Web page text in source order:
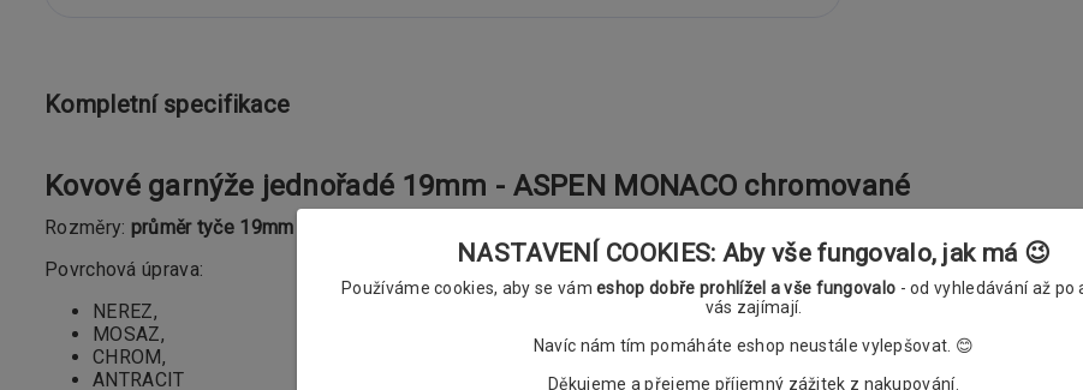
Kompletní specifikace
Kovové garnýže jednořadé 19mm - ASPEN MONACO chromované
Rozměry: průměr tyče 19mm
Povrchová úprava:
NEREZ,
MOSAZ,
CHROM,
ANTRACIT
NASTAVENÍ COOKIES: Aby vše fungovalo, jak má 😉
Používáme cookies, aby se vámeshop dobře prohlížel a vše fungovalo - od vyhledávání až po
vás zajímají.
Navíc nám tím pomáháte eshop neustále vylepšovat. 😊
Děkujeme a přejeme příjemný zážitek z nakupování.